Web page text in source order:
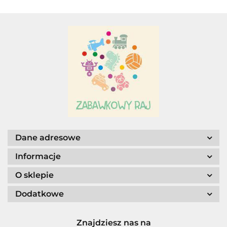
Adar
MOSTOWSKI
Dane adresowe
Informacje
O sklepie
Dodatkowe
Znajdziesz nas na